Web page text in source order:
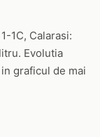
1C, Calarasi:
Evolutia
graficul de mai